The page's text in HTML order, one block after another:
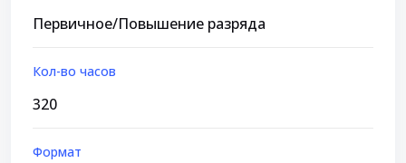
Первичное/Повышение разряда
Кол-во часов
320
Формат